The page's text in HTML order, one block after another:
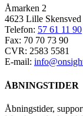
Åmarken 2
4623 Lille Skensved
Telefon: 57 61 11 90
Fax: 70 70 73 90
CVR: 2583 5581
E-mail:
ÅBNINGSTIDER
Åbningstider,